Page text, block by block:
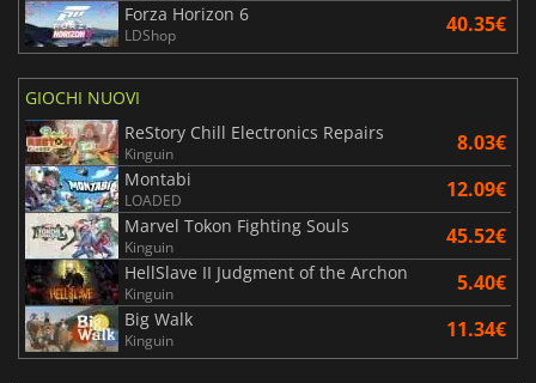
Forza Horizon 6
LDShop 40.35€
GIOCHI NUOVI
ReStory Chill Electronics Repairs
Kinguin 8.03€
Montabi
LOADED 12.09€
Marvel Tokon Fighting Souls
Kinguin 45.52€
HellSlave II Judgment of the Archon
Kinguin 5.40€
Big Walk
Kinguin 11.34€